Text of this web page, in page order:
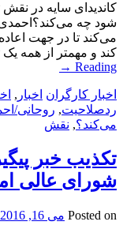
کاندیدای سایه در
شود چه
می‌کند تا در جهت
کند و مهمتر از همه
Reading
→
اخبار کارگران اخبار ,
ردصلاحیت, روحانی/
می‌کند؟, نقش
تکذیب خبر
شورای عالی
Posted on می 16, 2016